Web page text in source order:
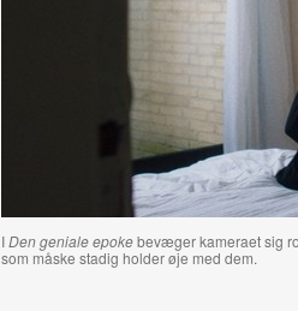
IDen geniale epokebevæger kameraet sig
som måske stadig holder øje med dem.